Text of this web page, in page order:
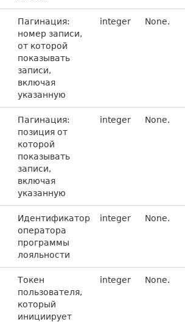
Пагинация:
номер записи,
от которой
показывать
записи,
включая
указанную
integer None.
Пагинация:
позиция от
которой
показывать
записи,
включая
указанную
integer None.
Идентификатор
оператора
программы
лояльности
integer None.
Токен
пользователя,
который
инициирует
integer None.